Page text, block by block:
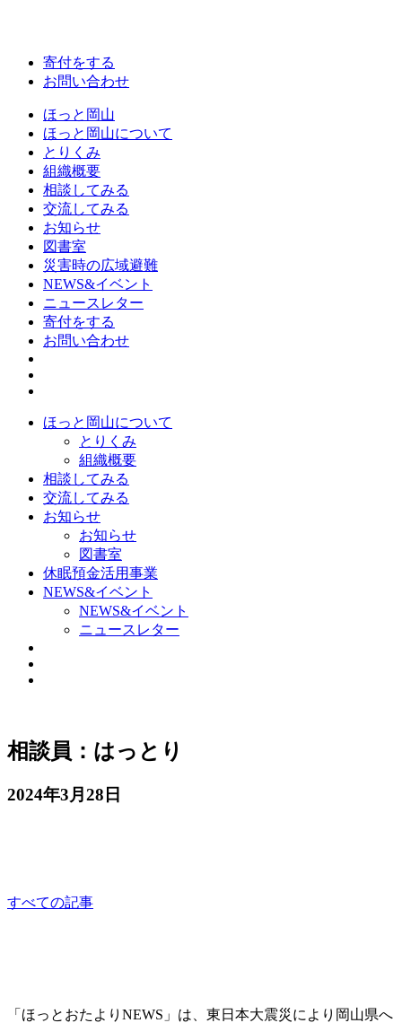
寄付をする
お問い合わせ
ほっと岡山
ほっと岡山について
とりくみ
組織概要
相談してみる
交流してみる
お知らせ
図書室
災害時の広域避難
NEWS&イベント
ニュースレター
寄付をする
お問い合わせ
ほっと岡山について
とりくみ
組織概要
相談してみる
交流してみる
お知らせ
お知らせ
図書室
休眠預金活用事業
NEWS&イベント
NEWS&イベント
ニュースレター
相談員：はっとり
2024年3月28日
すべての記事
「ほっとおたよりNEWS」は、東日本大震災により岡山県へ